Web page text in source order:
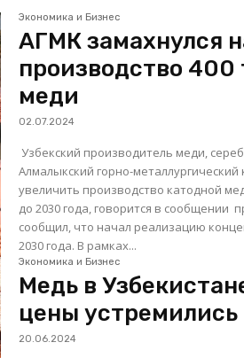
Экономика и Бизнес
АГМК замахнулся
производство 400
меди
02.07.2024
Узбекский производитель меди,
Алмалыкский горно-
увеличить производство катодной
до 2030 года, говорится в сообщении
сообщил, что начал реализацию
2030 года. В рамках...
Экономика и Бизнес
Медь в
цены устремились
20.06.2024